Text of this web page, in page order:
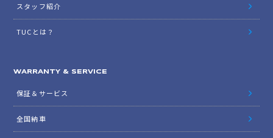
スタッフ紹介
TUCとは？
WARRANTY & SERVICE
保証＆サービス
全国納車